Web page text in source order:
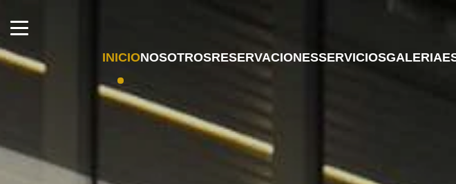
INICIONOSOTROSRESERVACIONESSERVICIOSGALERIA